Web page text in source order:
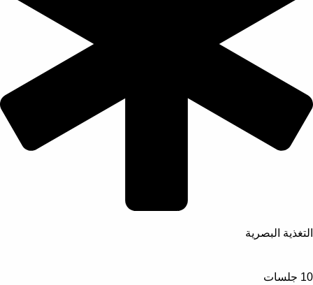
التغذية البصرية
10 جلسات